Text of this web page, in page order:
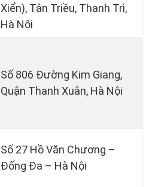
Xiển), Tân Triều, Thanh Trì,
Hà Nội
Số 806 Đường Kim Giang,
Quận Thanh Xuân, Hà Nội
Số 27 Hồ Văn Chương –
Đống Đa – Hà Nội